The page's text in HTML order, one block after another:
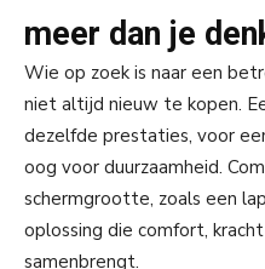
meer dan je
Wie op zoek is naar een
niet altijd nieuw te kopen.
dezelfde prestaties, voor
oog voor duurzaamheid.
schermgrootte, zoals een
oplossing die comfort,
samenbrengt.